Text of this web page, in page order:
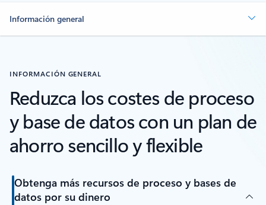
Información general
INFORMACIÓN GENERAL
Reduzca los costes de proceso
y base de datos con un plan de
ahorro sencillo y flexible
Obtenga más recursos de proceso y bases de
datos por su dinero